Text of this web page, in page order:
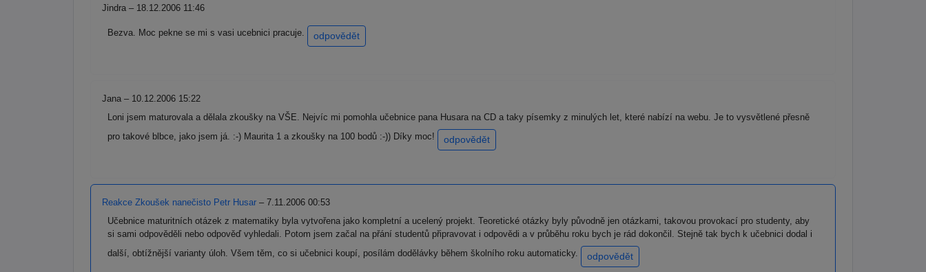
Jindra – 18.12.2006 11:46
Bezva. Moc pekne se mi s vasi ucebnici pracuje. odpovědět
Jana – 10.12.2006 15:22
Loni jsem maturovala a dělala zkoušky na VŠE. Nejvíc mi pomohla učebnice pana Husara na CD a taky písemky z minulých let, které nabízí na webu. Je to vysvětlené přesně
pro takové blbce, jako jsem já. :-) Maurita 1 a zkoušky na 100 bodů :-)) Díky moc!
odpovědět
Reakce Zkoušek nanečisto Petr Husar – 7.11.2006 00:53
Učebnice maturitních otázek z matematiky byla vytvořena jako kompletní a ucelený projekt. Teoretické otázky byly původně jen otázkami, takovou provokací pro studenty, aby
si sami odpověděli nebo odpověď vyhledali. Potom jsem začal na přání studentů připravovat i odpovědi a v průběhu roku bych je rád dokončil. Stejně tak bych k učebnici dodal i
další, obtížnější varianty úloh. Všem těm, co si učebnici koupí, posílám dodělávky během školního roku automaticky.
odpovědět